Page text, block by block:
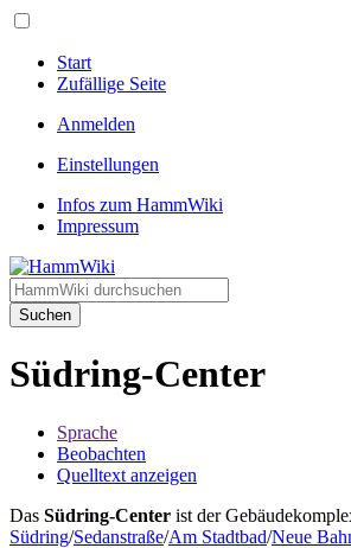
Start
Zufällige Seite
Anmelden
Einstellungen
Infos zum HammWiki
Impressum
Suchen
Südring-Center
Sprache
Beobachten
Quelltext anzeigen
Das Südring-Center ist der
Südring/Sedanstraße/Am Stadtbad/Neue